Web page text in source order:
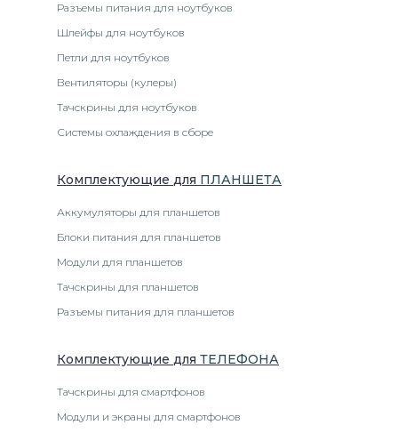
Разъемы питания для ноутбуков
Шлейфы для ноутбуков
Петли для ноутбуков
Вентиляторы (кулеры)
Тачскрины для ноутбуков
Системы охлаждения в сборе
Комплектующие для ПЛАНШЕТА
Аккумуляторы для планшетов
Блоки питания для планшетов
Модули для планшетов
Тачскрины для планшетов
Разъемы питания для планшетов
Комплектующие для ТЕЛЕФОНА
Тачскрины для смартфонов
Модули и экраны для смартфонов